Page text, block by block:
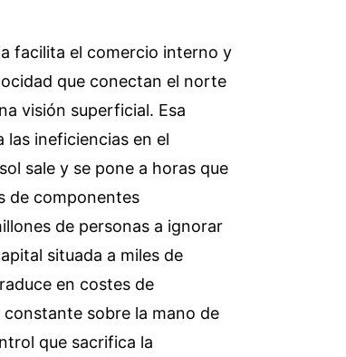
facilita el comercio interno y
que conectan el norte
visión superficial. Esa
las ineficiencias en el
sale y se pone a horas que
de componentes
de personas a ignorar
situada a miles de
en costes de
sobre la mano de
que sacrifica la